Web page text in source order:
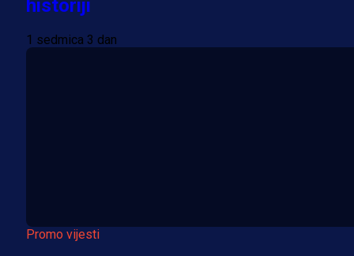
historiji
1 sedmica 3 dan
Promo vijesti